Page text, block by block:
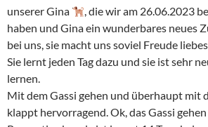
unserer Gina
, die wir am 26.06.2023
haben und Gina ein wunderbares neues
bei uns, sie macht uns soviel Freude
Sie lernt jeden Tag dazu und sie ist sehr
lernen.
Mit dem Gassi gehen und überhaupt mit
klappt hervorragend. Ok, das Gassi